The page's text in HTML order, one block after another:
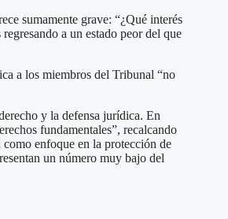
sumamente grave: “¿Qué interés
a un estado peor del que
a los miembros del Tribunal “no
y la defensa jurídica. En
fundamentales”, recalcando
enfoque en la protección de
un número muy bajo del